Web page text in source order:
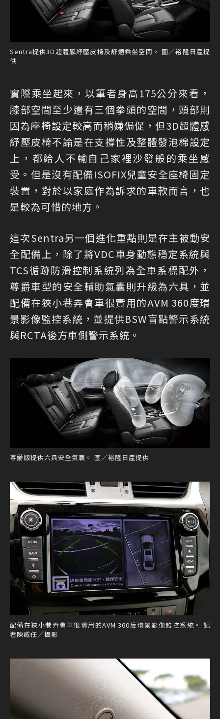
Sentra提供3D超體感紓壓皮椅及舒適乘坐空間。 圖／裕隆日產提
供
實際乘坐起來，以筆者身高175公分來看，
膝部空間至少還有三個拳頭的空間，頭部則
因為座椅設定較高而稍嫌侷促，但3D超體感
紓壓皮椅不論是在支撐性及整體發泡棉設定
上，都給人不輸自己家裡沙發般的乘坐感
受。但是沒有配備ISOFIX兒童安全座椅固定
裝置，對於以家庭作為訴求的車款而言，也
是較為可惜的地方。
這次Sentra另一個進化重點則是在主被動安
全配備上，除了將VDC車身動態穩定系統與
TCS循跡防滑控制系統列為全車系標配外，
尊爵車型的安全輔助氣囊則升級為六具，並
配備在狹小巷弄會車很實用的AVM 360度環
景影像監控系統，並提供BSW盲點警示系統
與RCTA後方車側警示系統。
尊爵版提供六具安全氣囊。 圖／裕隆日產提供
配備在狹小巷弄會車很實用的AVM 360度環景影像監控系統。 記
者陳威任／攝影